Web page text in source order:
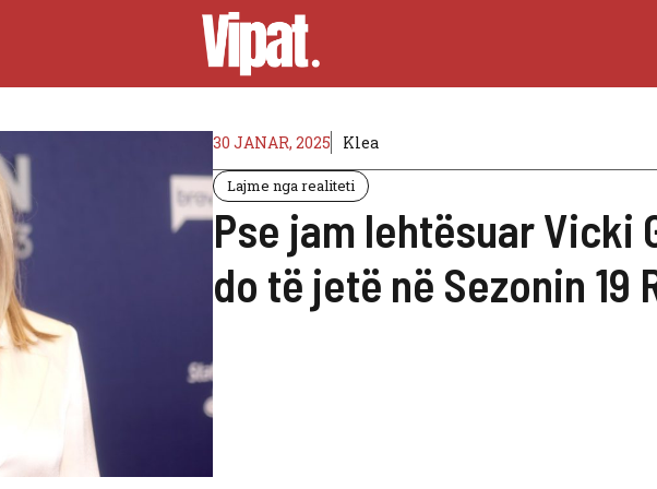
30 JANAR, 2025 Klea
Lajme nga realiteti
Pse jam lehtësuar Vicki
do të jetë në Sezonin 19